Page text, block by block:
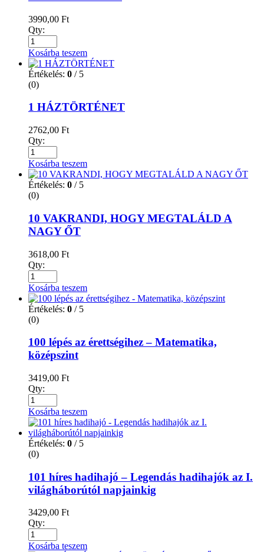
3990,00 Ft
Qty:
Kosárba teszem
Értékelés: 0 / 5
(0)
1 HÁZTÖRTÉNET
2762,00 Ft
Qty:
Kosárba teszem
Értékelés: 0 / 5
(0)
10 VAKRANDI, HOGY MEGTALÁLD A
NAGY ŐT
3618,00 Ft
Qty:
Kosárba teszem
Értékelés: 0 / 5
(0)
100 lépés az érettségihez – Matematika,
középszint
3419,00 Ft
Qty:
Kosárba teszem
Értékelés: 0 / 5
(0)
101 híres hadihajó – Legendás hadihajók az I.
világháborútól napjainkig
3429,00 Ft
Qty:
Kosárba teszem